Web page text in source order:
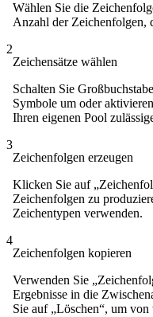
Wählen Sie die
Anzahl der Zeichenfolgen,
2
Zeichensätze wählen
Schalten Sie
Symbole um oder
Ihren eigenen Pool
3
Zeichenfolgen erzeugen
Klicken Sie auf
Zeichenfolgen zu
Zeichentypen verwenden.
4
Zeichenfolgen kopieren
Verwenden Sie
Ergebnisse in die
Sie auf „Löschen“, um